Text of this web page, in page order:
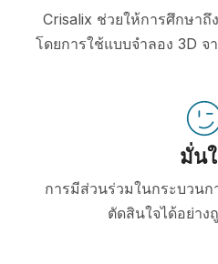
Crisalix ช่วยให้การศึกษาถึ
โดยการใช้แบบจำลอง 3D จ
มั่น
การมีส่วนร่วมในกระบวน
ตัดสินใจได้อย่า